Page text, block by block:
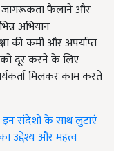
जागरूकता फैलाने और
अभियान
की कमी और अपर्याप्त
को दूर करने के लिए
मिलकर काम करते
संदेशों के साथ लुटाएं
उद्देश्य और महत्व